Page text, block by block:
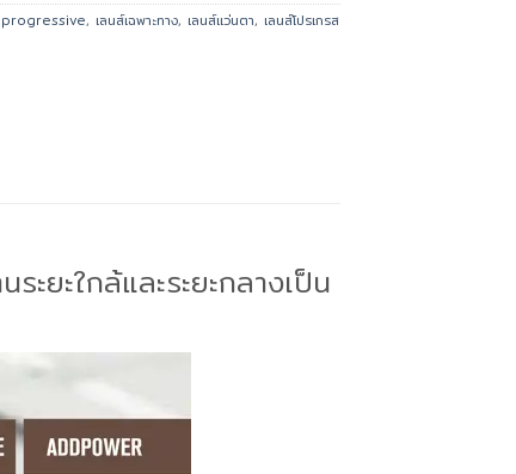
progressive, เลนส์เฉพาะทาง, เลนส์แว่นตา, เลนส์โปรเกรส
ยะใกล้และระยะกลางเป็น